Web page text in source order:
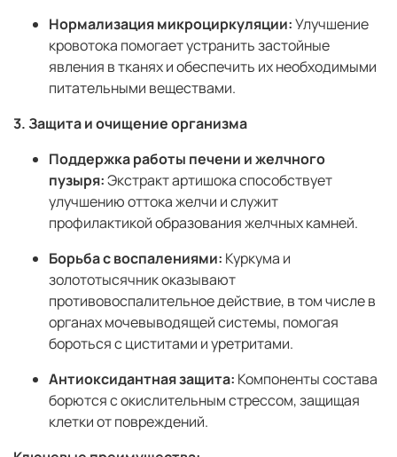
Нормализация микроциркуляции:Улучшение
кровотока помогает устранить застойные
явления в тканях и обеспечить их необходимыми
питательными веществами.
3. Защита и очищение организма
Поддержка работы печени и желчного
пузыря:Экстракт артишока способствует
улучшению оттока желчи и служит
профилактикой образования желчных камней.
Борьба с воспалениями: Куркума и
золототысячник оказывают
противовоспалительное действие, в том числе в
органах мочевыводящей системы, помогая
бороться с циститами и уретритами.
Антиоксидантная защита: Компоненты состава
борются с окислительным стрессом, защищая
клетки от повреждений.